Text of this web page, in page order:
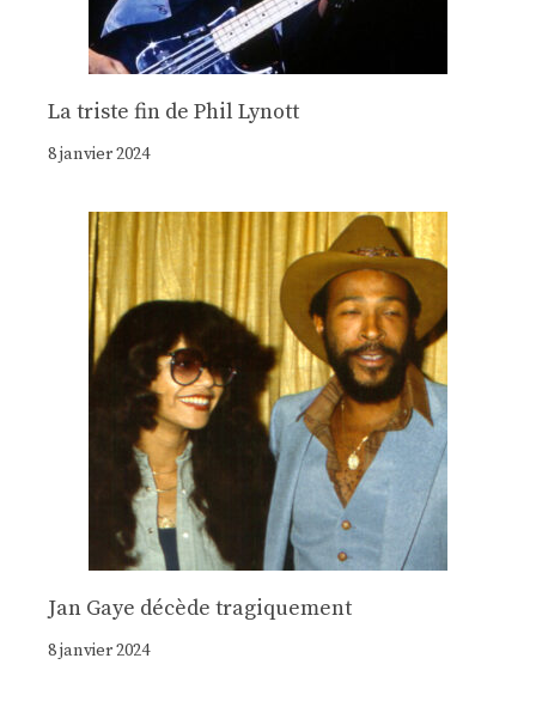
La triste fin de Phil Lynott
8 janvier 2024
Jan Gaye décède tragiquement
8 janvier 2024